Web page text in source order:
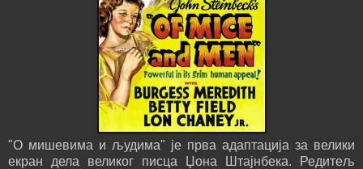
"О мишевима и људима" је прва адаптација за велики
екран дела великог писца Џона Штајнбека. Редитељ